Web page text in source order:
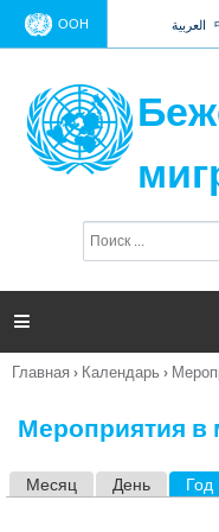
ООН العربية
п
и

Вы
Главная › Календарь ›
Мероприятия в
Месяц День Год